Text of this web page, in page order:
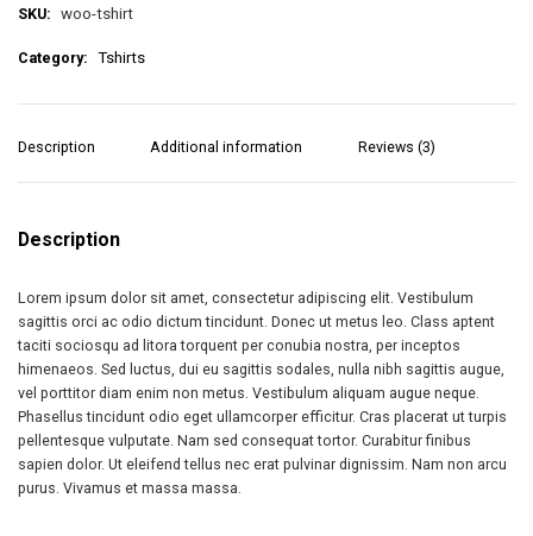
SKU: woo-tshirt
Category: Tshirts
Description Additional information Reviews (3)
Description
Lorem ipsum dolor sit amet, consectetur adipiscing elit. Vestibulum
sagittis orci ac odio dictum tincidunt. Donec ut metus leo. Class aptent
taciti sociosqu ad litora torquent per conubia nostra, per inceptos
himenaeos. Sed luctus, dui eu sagittis sodales, nulla nibh sagittis augue,
vel porttitor diam enim non metus. Vestibulum aliquam augue neque.
Phasellus tincidunt odio eget ullamcorper efficitur. Cras placerat ut turpis
pellentesque vulputate. Nam sed consequat tortor. Curabitur finibus
sapien dolor. Ut eleifend tellus nec erat pulvinar dignissim. Nam non arcu
purus. Vivamus et massa massa.